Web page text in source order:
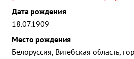
Дата рождения
18.07.1909
Место рождения
Белоруссия, Витебская область,